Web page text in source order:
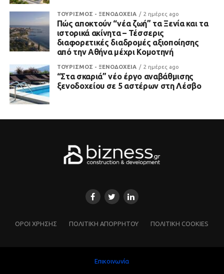
ΤΟΥΡΙΣΜΟΣ - ΞΕΝΟΔΟΧΕΙΑ 2 ημέρες ago
Πώς αποκτούν “νέα ζωή” τα Ξενία και τα
ιστορικά ακίνητα – Τέσσερις
διαφορετικές διαδρομές αξιοποίησης
από την Αθήνα μέχρι Κομοτηνή
ΤΟΥΡΙΣΜΟΣ - ΞΕΝΟΔΟΧΕΙΑ 2 ημέρες ago
“Στα σκαριά” νέο έργο αναβάθμισης
ξενοδοχείου σε 5 αστέρων στη Λέσβο
ΌΡΟΙ ΧΡΗΣΗΣ ΠΟΛΙΤΙΚΗ ΑΠΟΡΡΗΤΟΥ ΠΟΛΙΤΙΚΗ COOKIES
Επικοινωνία